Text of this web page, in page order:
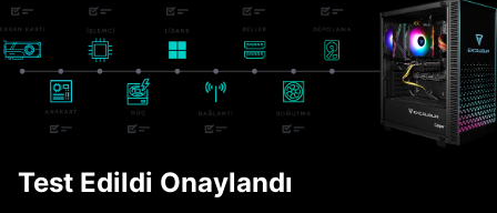
Test Edildi Onaylandı